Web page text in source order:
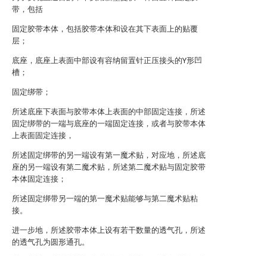
带，包括
固定胶带本体，包括胶带本体和设在其下表面上的贴覆
层；
底座，底座上表面中部设有容纳留置针正压接头的Y形凹
槽；
固定绑带；
所述底座下表面与胶带本体上表面的中部固定连接，所述
固定绑带的一端与底座的一端固定连接，或者与胶带本体
上表面固定连接，
所述固定绑带的另一端设有第一魔术贴，对应地，所述底
座的另一端设有第二魔术贴，所述第二魔术贴与固定胶带
本体固定连接；
所述固定绑带另一端的第一魔术贴能够与第二魔术贴粘
接。
进一步地，所述胶带本体上设有若干数量的透气孔，所述
的透气孔为圆形通孔。